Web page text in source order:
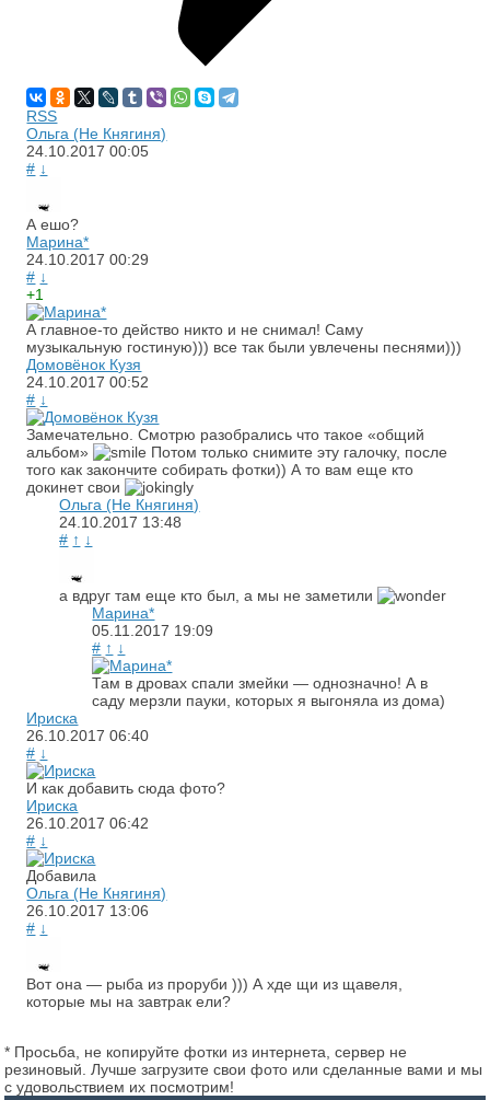
RSS
Ольга (Не Княгиня)
24.10.2017 00:05
# ↓
А ешо?
Марина*
24.10.2017 00:29
# ↓
+1
А главное-то действо никто и не снимал! Саму
музыкальную гостиную))) все так были увлечены песнями)))
Домовёнок Кузя
24.10.2017 00:52
# ↓
Замечательно. Смотрю разобрались что такое «общий
альбом»
Потом только снимите эту галочку, после
того как закончите собирать фотки)) А то вам еще кто
докинет свои
Ольга (Не Княгиня)
24.10.2017 13:48
# ↑ ↓
а вдруг там еще кто был, а мы не заметили
Марина*
05.11.2017 19:09
# ↑ ↓
Там в дровах спали змейки — однозначно! А в
саду мерзли пауки, которых я выгоняла из дома)
Ириска
26.10.2017 06:40
# ↓
И как добавить сюда фото?
Ириска
26.10.2017 06:42
# ↓
Добавила
Ольга (Не Княгиня)
26.10.2017 13:06
# ↓
Вот она — рыба из проруби ))) А хде щи из щавеля,
которые мы на завтрак ели?
* Просьба, не копируйте фотки из интернета, сервер не
резиновый. Лучше загрузите свои фото или сделанные вами и мы
с удовольствием их посмотрим!